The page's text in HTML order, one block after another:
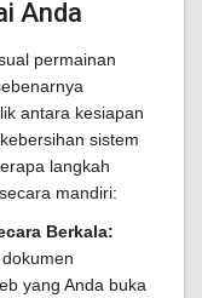
Anda
permainan
antara kesiapan
sistem
langkah
mandiri:
Berkala:
yang Anda buka